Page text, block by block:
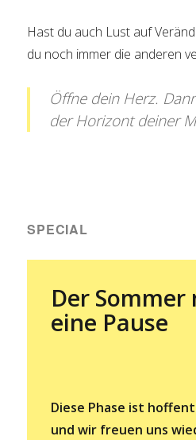
Hast du auch Lust auf
du noch immer die anderen
Öffne dein Herz.
der Horizont deiner
SPECIAL
Der Sommer
eine Pause
Diese Phase ist
und wir freuen uns